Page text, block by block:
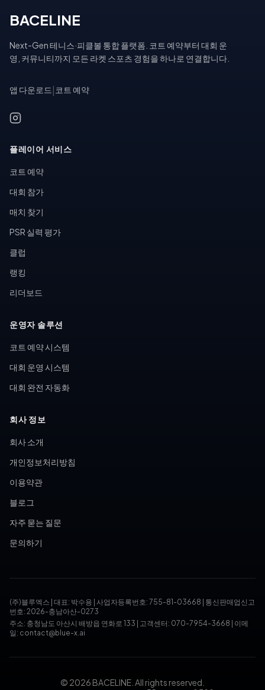
BACELINE
Next-Gen 테니스·피클볼 통합 플랫폼. 코트 예약부터 대회 운
영, 커뮤니티까지 모든 라켓 스포츠 경험을 하나로 연결합니다.
앱 다운로드 코트 예약
플레이어 서비스
코트 예약
대회 참가
매치 찾기
PSR 실력 평가
클럽
랭킹
리더보드
운영자 솔루션
코트 예약 시스템
대회 운영 시스템
대회 완전 자동화
회사 정보
회사 소개
개인정보처리방침
이용약관
블로그
자주 묻는 질문
문의하기
(주)블루엑스 대표: 박수용 사업자등록번호: 755-81-03668 통신판매업신고
번호: 2026-충남아산-0273
주소: 충청남도 아산시 배방읍 연화로 133 고객센터: 070-7954-3668 이메
일: contact@blue-x.ai
© 2026 BACELINE. All rights reserved.